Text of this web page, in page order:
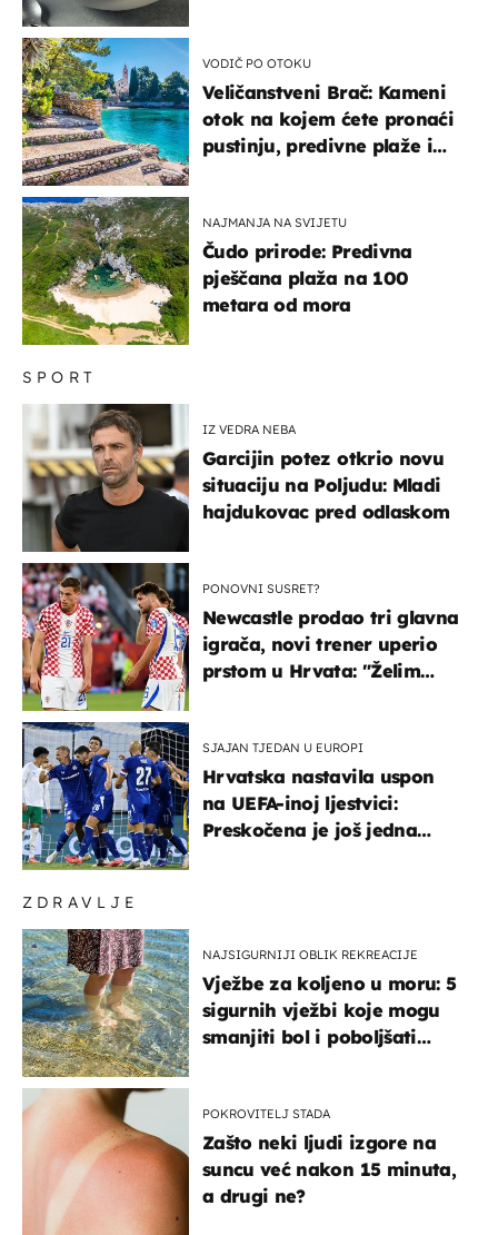
ZDRAVLJE
NAJSIGURNIJI OBLIK REKREACIJE
Vježbe za koljeno u moru: 5
sigurnih vježbi koje mogu
smanjiti bol i poboljšati
POKROVITELJ STADA
Zašto neki ljudi izgore na
suncu već nakon 15 minuta,
a drugi ne?
SPORT
IZ VEDRA NEBA
Garcijin potez otkrio novu
situaciju na Poljudu: Mladi
hajdukovac pred odlaskom
PONOVNI SUSRET?
Newcastle prodao tri glavna
igrača, novi trener uperio
prstom u Hrvata: "Želim
SJAJAN TJEDAN U EUROPI
Hrvatska nastavila uspon
na UEFA-inoj ljestvici:
Preskočena je još jedna
VODIČ PO OTOKU
Veličanstveni Brač: Kameni
otok na kojem ćete pronaći
pustinju, predivne plaže i
NAJMANJA NA SVIJETU
Čudo prirode: Predivna
pješčana plaža na 100
metara od mora